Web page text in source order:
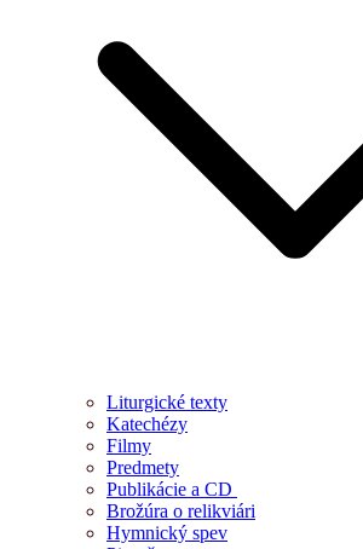
Liturgické texty
Katechézy
Filmy
Predmety
Publikácie a CD
Brožúra o relikviári
Hymnický spev